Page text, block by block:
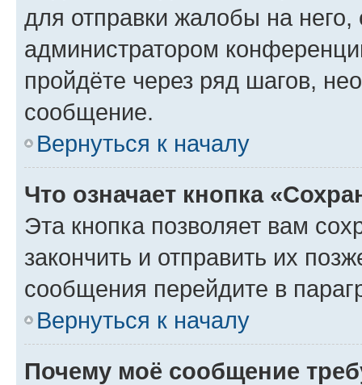
для отправки жалобы на
администратором
пройдёте через ряд шагов,
сообщение.
Вернуться к началу
Что означает кнопка
Эта кнопка позволяет вам
закончить и отправить их
сообщения перейдите в
Вернуться к началу
Почему моё сообщение